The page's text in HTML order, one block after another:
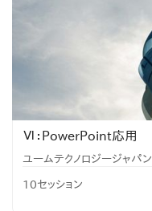
Ⅵ：PowerPoint応用
ユームテクノロジージャパン
10セッション